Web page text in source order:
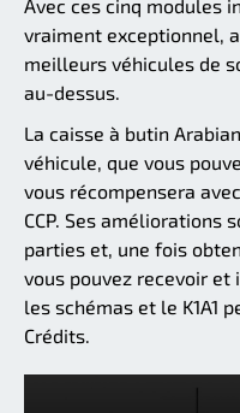
Avec ces cinq modules
vraiment exceptionnel,
meilleurs véhicules de
au-dessus.
La caisse à butin
véhicule, que vous
vous récompensera
CCP. Ses améliorations
parties et, une fois
vous pouvez recevoir
les schémas et le K1A1
Crédits.